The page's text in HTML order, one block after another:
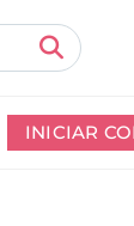
INICIAR